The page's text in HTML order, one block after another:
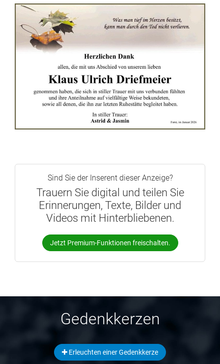
Sind Sie der Inserent dieser Anzeige?
Trauern Sie digital und teilen Sie
Erinnerungen, Texte, Bilder und
Videos mit Hinterbliebenen.
Jetzt Premium-Funktionen freischalten.
Gedenkkerzen
Erleuchten einer Gedenkkerze